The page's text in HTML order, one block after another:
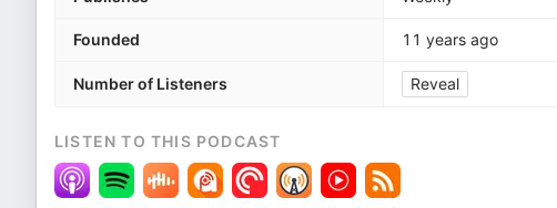
Founded 11 years ago
Number of Listeners Reveal
LISTEN TO THIS PODCAST